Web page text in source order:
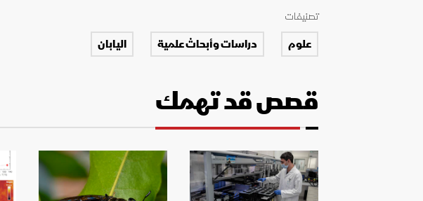
تصنيفات
علوم دراسات وأبحاث علمية اليابان
قصص قد تهمك